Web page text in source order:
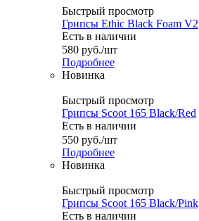
Быстрый просмотр
Грипсы Ethic Black Foam V2
Есть в наличии
580 руб./шт
Подробнее
Новинка
Быстрый просмотр
Грипсы Scoot 165 Black/Red
Есть в наличии
550 руб./шт
Подробнее
Новинка
Быстрый просмотр
Грипсы Scoot 165 Black/Pink
Есть в наличии